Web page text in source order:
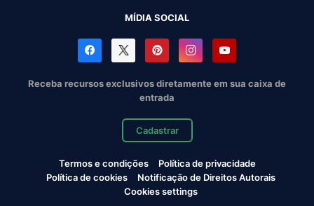
MÍDIA SOCIAL
Receba recursos exclusivos diretamente em sua caixa de
entrada
Cadastrar
Termos e condições
Política de privacidade
Política de cookies
Notificação de Direitos Autorais
Cookies settings